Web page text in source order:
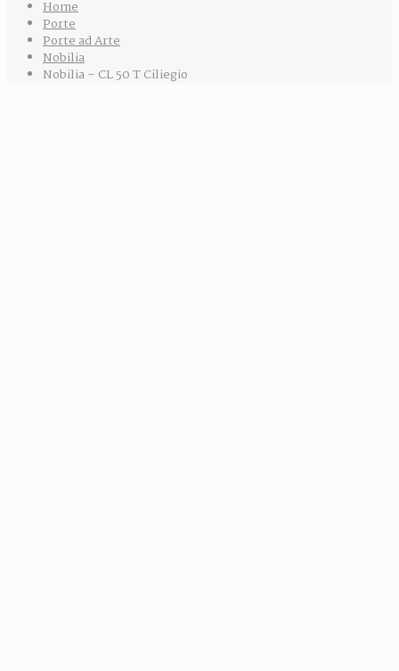
Home
Porte
Porte ad Arte
Nobilia
Nobilia – CL 50 T Ciliegio